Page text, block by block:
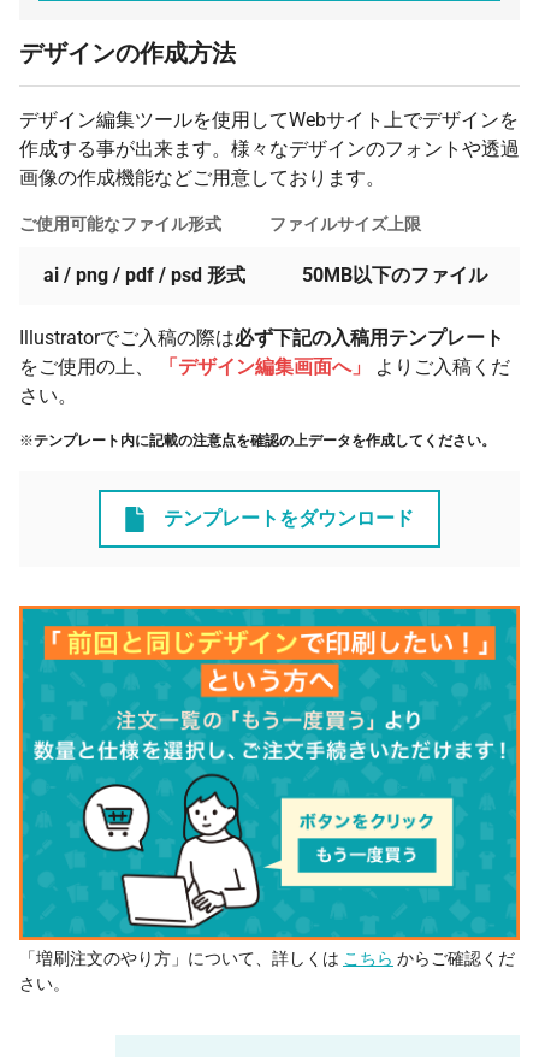
デザインの作成方法
デザイン編集ツールを使用してWebサイト上でデザインを
作成する事が出来ます。様々なデザインのフォントや透過
画像の作成機能などご用意しております。
ご使用可能なファイル形式
ai / png / pdf / psd 形式
ファイルサイズ上限
50MB以下のファイル
Illustratorでご入稿の際は必ず下記の入稿用テンプレート
をご使用の上、
「デザイン編集画面へ」
よりご入稿くだ
さい。
※テンプレート内に記載の注意点を確認の上データを作成してください。
テンプレートをダウンロード
「増刷注文のやり方」について、詳しくは こちら からご確認くだ
さい。